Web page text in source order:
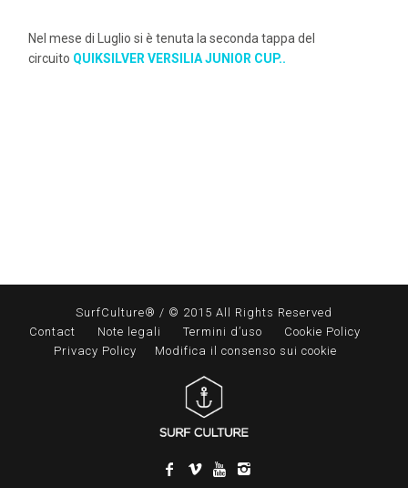
Nel mese di Luglio si è tenuta la seconda tappa del
circuito QUIKSILVER VERSILIA JUNIOR CUP..
SurfCulture® / © 2015 All Rights Reserved
Contact
Note legali Termini d’uso
Cookie Policy
Privacy Policy
Modifica il consenso sui cookie